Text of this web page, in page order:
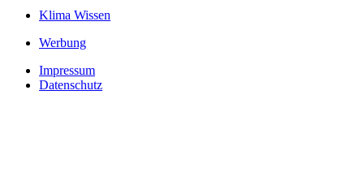
Klima Wissen
Werbung
Impressum
Datenschutz